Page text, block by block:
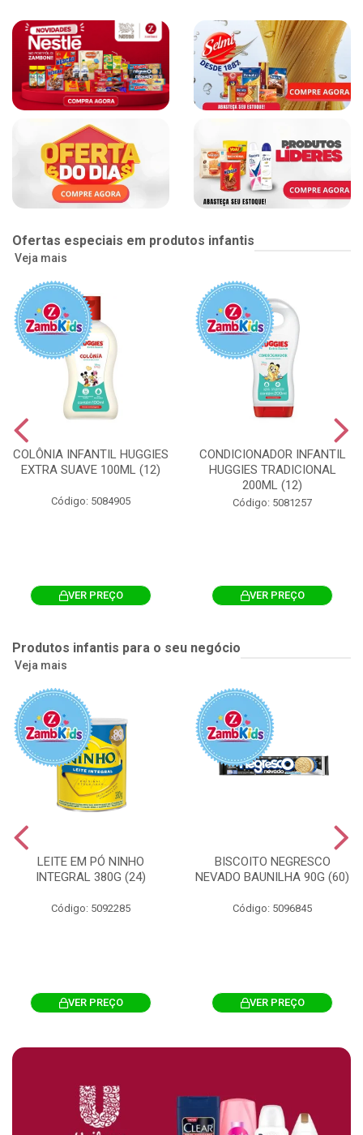
Ofertas especiais em produtos infantis
Veja mais
COLÔNIA INFANTIL HUGGIES
EXTRA SUAVE 100ML (12)
Código: 5084905
VER PREÇO
CONDICIONADOR INFANTIL
HUGGIES TRADICIONAL
200ML (12)
Código: 5081257
VER PREÇO
Produtos infantis para o seu negócio
Veja mais
LEITE EM PÓ NINHO
INTEGRAL 380G (24)
Código: 5092285
VER PREÇO
BISCOITO NEGRESCO
NEVADO BAUNILHA 90G (60)
Código: 5096845
VER PREÇO